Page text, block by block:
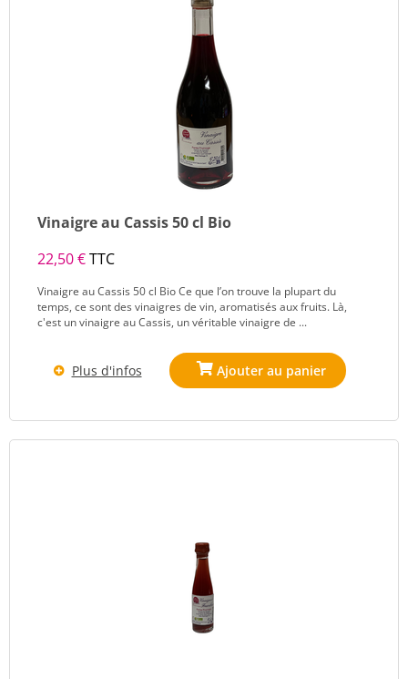
Vinaigre au Cassis 50 cl Bio
22,50 €TTC
Vinaigre au Cassis 50 cl Bio Ce que l’on trouve la plupart du
temps, ce sont des vinaigres de vin, aromatisés aux fruits. Là,
c'est un vinaigre au Cassis, un véritable vinaigre de ...
Plus d'infos